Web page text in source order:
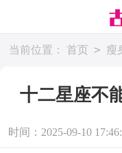
当前位置： 首页 > 瘦
十二星座不
时间：2025-09-10